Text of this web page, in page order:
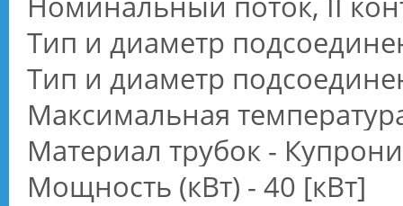
Тип и диаметр
Тип и диаметр
Максимальная
Материал трубок -
Мощность (кВт) - 40 [кВт]